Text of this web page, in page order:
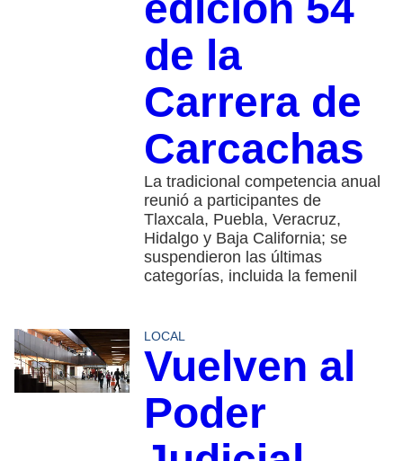
de la
Carrera de
Carcachas
La tradicional competencia anual
reunió a participantes de
Tlaxcala, Puebla, Veracruz,
Hidalgo y Baja California; se
suspendieron las últimas
categorías, incluida la femenil
LOCAL
Vuelven al
Poder